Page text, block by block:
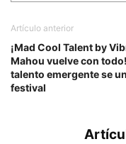
Artículo anterior
¡Mad Cool Talent by
Mahou vuelve con
talento emergente se
festival